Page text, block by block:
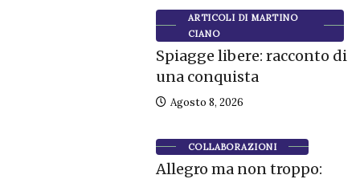
ARTICOLI DI MARTINO
CIANO
Spiagge libere: racconto di
una conquista
Agosto 8, 2026
COLLABORAZIONI
Allegro ma non troppo: